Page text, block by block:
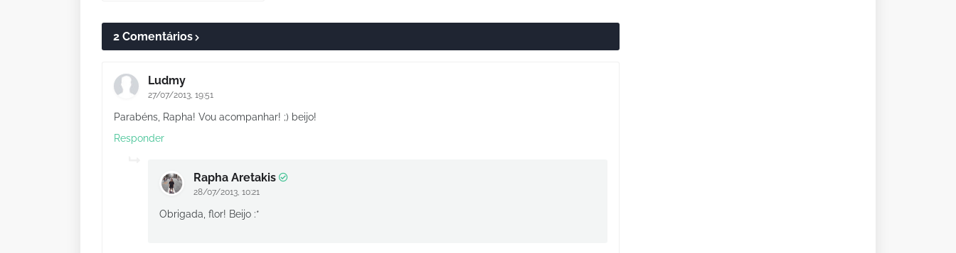
2 Comentários
Ludmy
27/07/2013, 19:51
Parabéns, Rapha! Vou acompanhar! ;) beijo!
Responder
Rapha Aretakis
28/07/2013, 10:21
Obrigada, flor! Beijo :*